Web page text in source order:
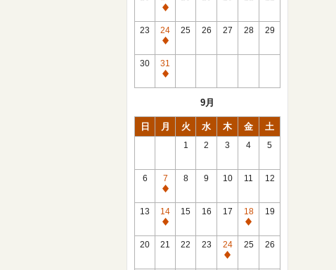
日
休
館
日
23
24
休
館
日
25 26 27 28 29
30
31
休
9月
日 月 火 水 木 金 土
1 2 3 4 5
6
7
休
館
日
8 9 10 11 12
13
14
休
館
15 16 17
18
休
館
19
20 21 22 23
24
休
25 26